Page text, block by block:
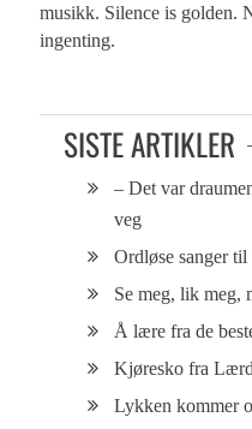
musikk. Silence is golden.
ingenting.
SISTE ARTIKLER
– Det var
veg
Ordløse sanger
Se meg, lik meg,
Å lære fra de
Kjøresko fra
Lykken kommer